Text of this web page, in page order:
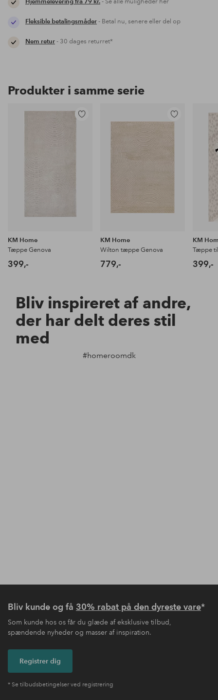
Fleksible betalingsmåder- Betal nu, senere eller del op
Nem retur- 30 dages returret*
Produkter i samme serie
KM Home
Tæppe Genova
399,-
Tilføj
til
favoritter
KM Home
Wilton tæppe Genova
779,-
KM
Tæppe
399,-
Bliv inspireret af andre,
der har delt deres stil
med
#homeroomdk
Bliv kunde og få 30% rabat på den dyreste vare*
Som kunde hos os får du glæde af eksklusive tilbud,
spændende nyheder og masser af inspiration.
Registrer dig
* Se tilbudsbetingelser ved registrering